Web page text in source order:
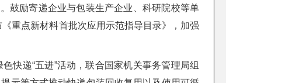
鼓励寄递企业与包装生产企业、科研院校等单
重点新材料首批次应用示范指导目录》，加强
快递“五进”活动，联合国家机关事务管理局组